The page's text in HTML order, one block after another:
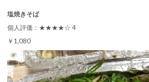
塩焼きそば
個人評価：★★★★☆ 4
￥1,080